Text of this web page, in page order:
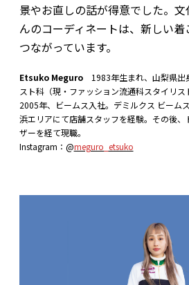
景やお直しの話が得意でした。
んのコーディネートは、新しい
つながっています。
Etsuko Meguro1983年生まれ、山梨県出
スト科（現・ファッション流通科スタイリス
2005年、ビームス入社。デミルクス ビー
浜エリアにて店舗スタッフを経験。その後、
ザーを経て現職。
Instagram：@meguro_etsuko